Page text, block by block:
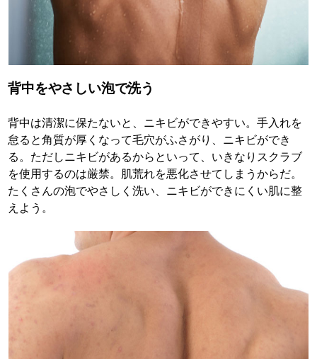
背中をやさしい泡で洗う
背中は清潔に保たないと、ニキビができやすい。手入れを
怠ると角質が厚くなって毛穴がふさがり、ニキビができ
る。ただしニキビがあるからといって、いきなりスクラブ
を使用するのは厳禁。肌荒れを悪化させてしまうからだ。
たくさんの泡でやさしく洗い、ニキビができにくい肌に整
えよう。